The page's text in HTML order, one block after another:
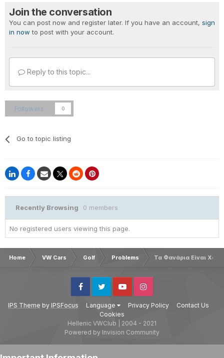
Join the conversation
You can post now and register later. If you have an account, sign
in now to post with your account.
Reply to this topic...
Followers 0
Go to topic listing
Recently Browsing 0 members
No registered users viewing this page.
Home VW Cars Golf Problems Τα Φανάρια Είναι
IPS Theme by IPSFocus Language Privacy Policy
Contact Us
Cookies
FacebookTwitter YoutubeInstagram
Hellenic VWClub | 2004 - 2021
Powered by Invision Community